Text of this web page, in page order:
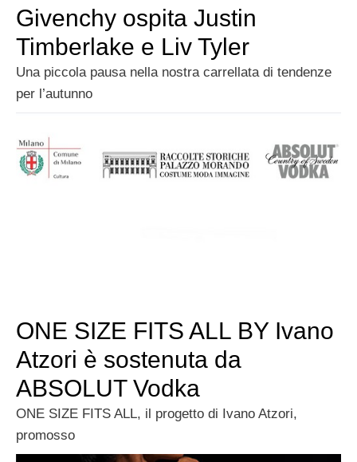
Givenchy ospita Justin
Timberlake e Liv Tyler
Una piccola pausa nella nostra carrellata di tendenze
per l’autunno
ONE SIZE FITS ALL BY Ivano
Atzori è sostenuta da
ABSOLUT Vodka
ONE SIZE FITS ALL, il progetto di Ivano Atzori,
promosso